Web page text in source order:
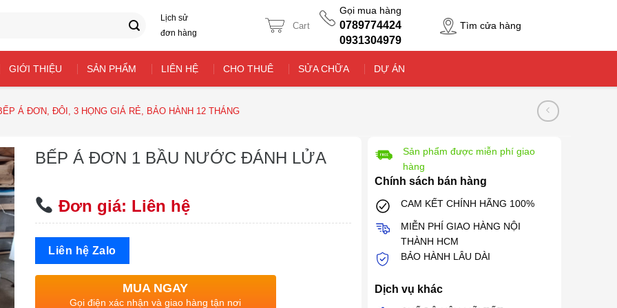
Lịch sử
đơn hàng
Cart
Gọi mua hàng
0789774424
0931304979
Tìm cửa hàng
GIỚI THIỆU SẢN PHẨM LIÊN HỆ CHO THUÊ SỬA CHỮA DỰ ÁN
Á ĐƠN, ĐÔI, 3 HỌNG GIÁ RẺ, BẢO HÀNH 12 THÁNG
BẾP Á ĐƠN 1 BẦU NƯỚC ĐÁNH LỬA
Đơn giá: Liên hệ
Liên hệ Zalo
MUA NGAY
Gọi điện xác nhận và giao hàng tận nơi
Sản phẩm được miễn phí giao
hàng
Chính sách bán hàng
CAM KẾT CHÍNH HÃNG 100%
MIỄN PHÍ GIAO HÀNG NỘI
THÀNH HCM
BẢO HÀNH LÂU DÀI
Dịch vụ khác